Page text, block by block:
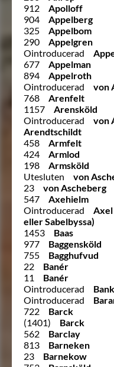
912
Apolloff
904
Appelberg
325
Appelbom
290
Appelgren
Ointroducerad
677
Appelman
894
Appelroth
Ointroducerad
von
768
Arenfelt
1157
Arensköld
Ointroducerad
von
Arendtschildt
458
Armfelt
424
Armlod
198
Armsköld
Utesluten
von
23
von Ascheberg
547
Axehielm
Ointroducerad
eller Sabelbyssa)
1453
Baas
977
Baggensköld
755
Bagghufvud
22
Banér
11
Banér
Ointroducerad
Ointroducerad
722
Barck
(1401)
Barck
562
Barclay
813
Barneken
23
Barnekow